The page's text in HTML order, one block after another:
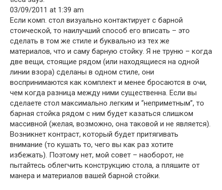
03/09/2011 at 1:39 am
Если комп. стол визуально контактирует с барной
стоической, то наилучший способ его вписать – это
сделать в том же стиле и буквально из тех же
материалов, что и саму барную стойку. Я не труню – когда
две вещи, стоящие рядом (или находящиеся на одной
линии взора) сделаны в одном стиле, они
воспринимаются как комплект и менее бросаются в очи,
чем когда разница между ними существенна. Если вы
сделаете стол максимально легким и “неприметным”, то
барная стойка рядом с ним будет казаться слишком
массивной (желая, возможно, она таковой и не является).
Возникнет контраст, который будет притягивать
внимание (то кушать то, чего вы как раз хотите
избежать). Поэтому нет, мой совет – наоборот, не
пытайтесь облегчить конструкцию стола, а пляшите от
манера и материалов вашей барной стойки.